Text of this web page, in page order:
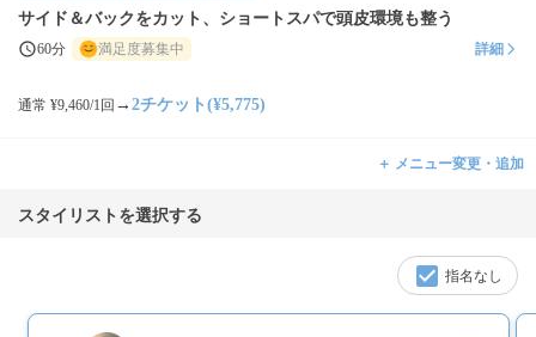
サイド＆バックをカット、ショートスパで頭皮環境も整う
60分 満足度募集中 詳細
通常 ¥9,460/1回 → 2チケット(¥5,775)
＋ メニュー変更・追加
スタイリストを選択する
指名なし